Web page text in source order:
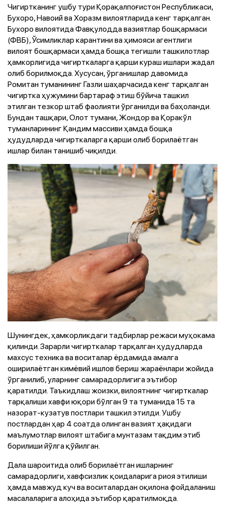
Чигиртканинг ушбу тури Қорақалпоғистон Республикаси,
Бухоро, Навоий ва Хоразм вилоятларида кенг тарқалган.
Бухоро вилоятида Фавқулодда вазиятлар бошқармаси
(ФВБ), Ўсимликлар карантини ва ҳимояси агентлиги
вилоят бошқармаси ҳамда бошқа тегишли ташкилотлар
ҳамкорлигида чигирткаларга қарши кураш ишлари жадал
олиб борилмоқда. Хусусан, ўрганишлар давомида
Ромитан туманининг Газли шаҳарчасида кенг тарқалган
чигиртка ҳужумини бартараф этиш бўйича ташкил
этилган тезкор штаб фаолияти ўрганилди ва баҳоланди.
Бундан ташқари, Олот тумани, Жондор ва Қоракўл
туманларининг Қандим массиви ҳамда бошқа
ҳудудларда чигирткаларга қарши олиб борилаётган
ишлар билан танишиб чиқилди.
Шунингдек, ҳамкорликдаги тадбирлар режаси муҳокама
қилинди. Зарарли чигирткалар тарқалган ҳудудларда
махсус техника ва воситалар ёрдамида амалга
оширилаётган кимёвий ишлов бериш жараёнлари жойида
ўрганилиб, уларнинг самарадорлигига эътибор
қаратилди. Таъкидлаш жоизки, вилоятнинг чигирткалар
тарқалиши хавфи юқори бўлган 9 та туманида 15 та
назорат-кузатув постлари ташкил этилди. Ушбу
постлардан ҳар 4 соатда олинган вазият ҳақидаги
маълумотлар вилоят штабига мунтазам тақдим этиб
борилиши йўлга қўйилган.
Дала шароитида олиб борилаётган ишларнинг
самарадорлиги, хавфсизлик қоидаларига риоя этилиши
ҳамда мавжуд куч ва воситалардан оқилона фойдаланиш
масалаларига алоҳида эътибор қаратилмоқда.